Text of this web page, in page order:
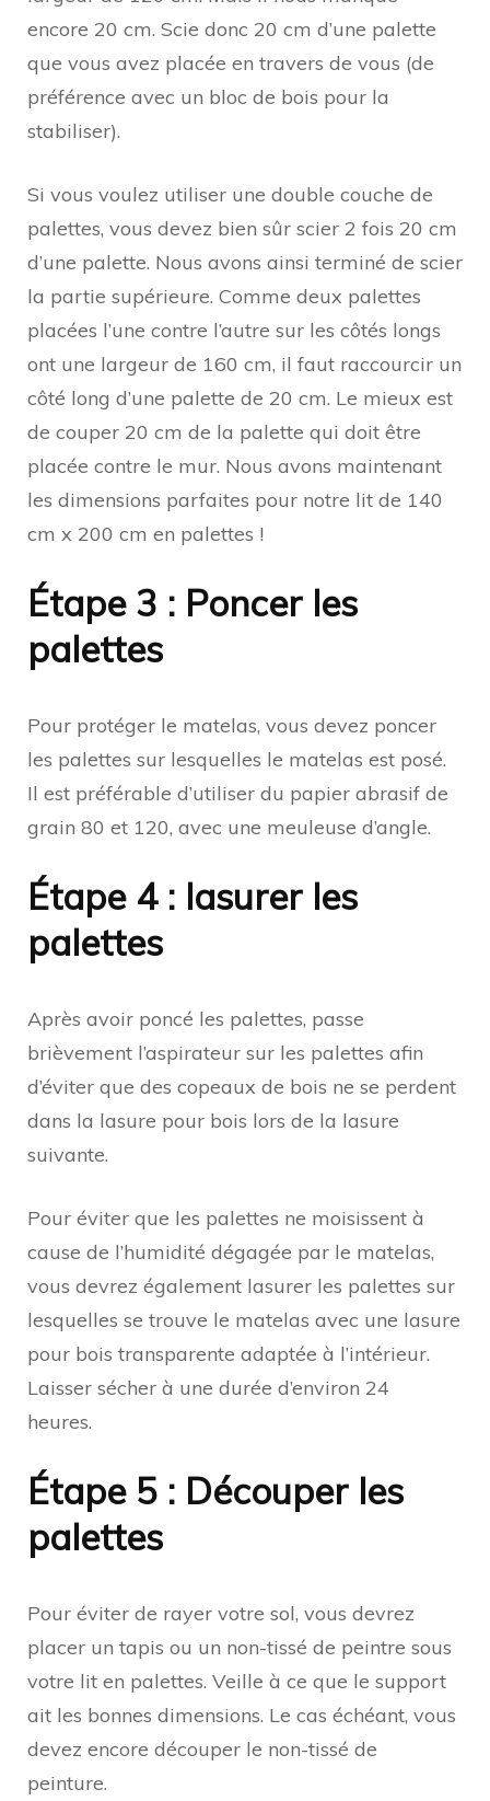
encore 20 cm. Scie donc 20 cm d’une palette
que vous avez placée en travers de vous (de
préférence avec un bloc de bois pour la
stabiliser).
Si vous voulez utiliser une double couche de
palettes, vous devez bien sûr scier 2 fois 20 cm
d’une palette. Nous avons ainsi terminé de scier
la partie supérieure. Comme deux palettes
placées l’une contre l’autre sur les côtés longs
ont une largeur de 160 cm, il faut raccourcir un
côté long d’une palette de 20 cm. Le mieux est
de couper 20 cm de la palette qui doit être
placée contre le mur. Nous avons maintenant
les dimensions parfaites pour notre lit de 140
cm x 200 cm en palettes !
Étape 3 : Poncer les
palettes
Pour protéger le matelas, vous devez poncer
les palettes sur lesquelles le matelas est posé.
Il est préférable d’utiliser du papier abrasif de
grain 80 et 120, avec une meuleuse d’angle.
Étape 4 : lasurer les
palettes
Après avoir poncé les palettes, passe
brièvement l’aspirateur sur les palettes afin
d’éviter que des copeaux de bois ne se perdent
dans la lasure pour bois lors de la lasure
suivante.
Pour éviter que les palettes ne moisissent à
cause de l’humidité dégagée par le matelas,
vous devrez également lasurer les palettes sur
lesquelles se trouve le matelas avec une lasure
pour bois transparente adaptée à l’intérieur.
Laisser sécher à une durée d’environ 24
heures.
Étape 5 : Découper les
palettes
Pour éviter de rayer votre sol, vous devrez
placer un tapis ou un non-tissé de peintre sous
votre lit en palettes. Veille à ce que le support
ait les bonnes dimensions. Le cas échéant, vous
devez encore découper le non-tissé de
peinture.